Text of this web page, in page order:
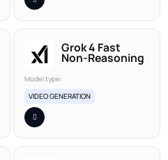
Grok 4 Fast
Non-Reasoning
Model type:
VIDEO GENERATION